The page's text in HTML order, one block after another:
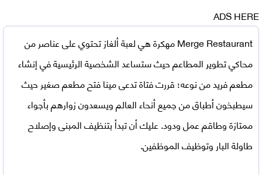
ADS HERE
Merge Restaurant مهكرة
هي لعبة ألغاز تحتوي على عناصر من
محاكي تطوير المطاعم حيث ستساعد الشخصية الرئيسية في إنشاء
مطعم فريد من نوعه؛ قررت فتاة تدعى مينا فتح مطعم صغير حيث
سيطبخون أطباق من جميع أنحاء العالم ويسعدون زوارهم بأجواء
ممتازة وطاقم عمل ودود. عليك أن تبدأ بتنظيف المبنى وإصلاح
طاولة البار وتوظيف الموظفين.